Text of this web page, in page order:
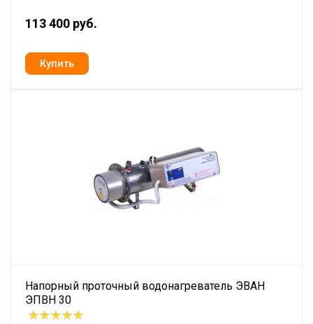
113 400 руб.
Напорный проточный водонагреватель ЭВАН
ЭПВН 30